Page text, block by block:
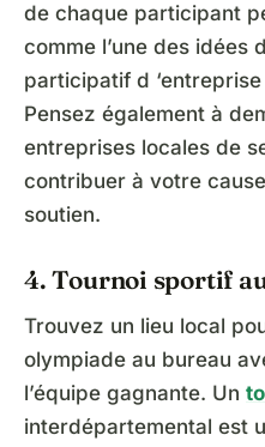
de chaque participant
comme l’une des idées
participatif d
Pensez également à
entreprises locales de
contribuer à votre
soutien.
4. Tournoi sportif
Trouvez un lieu local
olympiade au bureau
l’équipe gagnante. Un
interdépartemental est